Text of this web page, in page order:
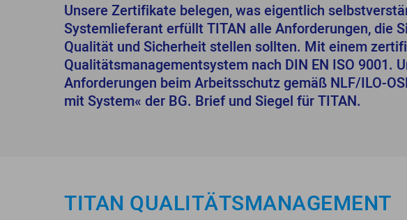
Unsere Zertifikate belegen, was eigentlich
Systemlieferant erfüllt TITAN alle Anforderungen, die
Qualität und Sicherheit stellen sollten. Mit einem
Qualitätsmanagementsystem nach DIN EN ISO 9001.
Anforderungen beim Arbeitsschutz gemäß NLF/ILO-
mit System« der BG. Brief und Siegel für TITAN.
TITAN QUALITÄTSMANAGEMENT